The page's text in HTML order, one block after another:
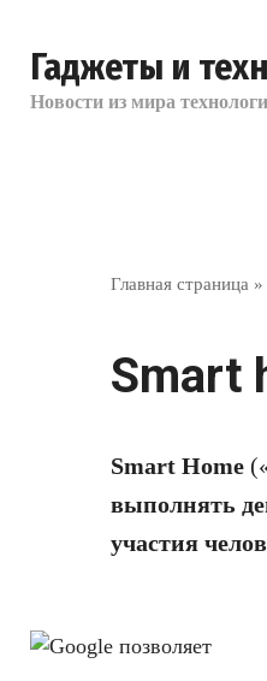
контенту
Гаджеты и
Новости из мира
Главная страница »
Smart
Smart Home
выполнять
участия